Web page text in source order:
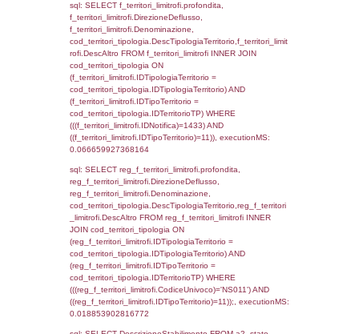
f_territori_limitrofi.Direzione,
f_territori_limitrofi.Denominazione,
f_territori_limitrofi.DescAltro FROM
JOIN cod_territori_tipologia ON
(f_territori_limitrofi.IDTipologiaTerritorio =
cod_territori_tipologia.IDTipologiaTerritorio)
(f_territori_limitrofi.IDTipoTerritorio =
cod_territori_tipologia.IDTerritorioTP)
(((f_territori_limitrofi.IDNotifica)=1433) AND
((f_territori_limitrofi.IDTipoTerritorio)=5)),
0.070369958877563
sql: SELECT
reg_f_territori_limitrofi.Direzione,
reg_f_territori_limitrofi.Denominazione,
_limitrofi.DescAltro FROM